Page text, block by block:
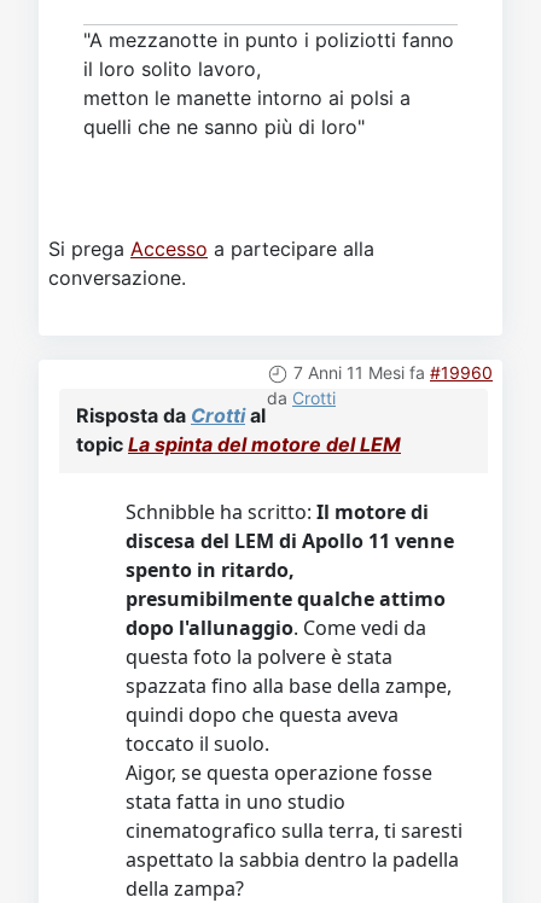
"A mezzanotte in punto i poliziotti fanno
il loro solito lavoro,
metton le manette intorno ai polsi a
quelli che ne sanno più di loro"
Si prega Accesso a partecipare alla
conversazione.
7 Anni 11 Mesi fa #19960
da Crotti
Risposta da Crottial
topic La spinta del motore del LEM
Schnibble ha scritto: Il motore di
discesa del LEM di Apollo 11 venne
spento in ritardo,
presumibilmente qualche attimo
dopo l'allunaggio. Come vedi da
questa foto la polvere è stata
spazzata fino alla base della zampe,
quindi dopo che questa aveva
toccato il suolo.
Aigor, se questa operazione fosse
stata fatta in uno studio
cinematografico sulla terra, ti saresti
aspettato la sabbia dentro la padella
della zampa?